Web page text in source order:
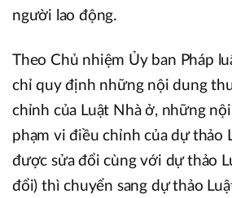
người lao động.
Theo Chủ nhiệm Ủy ban Pháp
chỉ quy định những nội dung
chỉnh của Luật Nhà ở, những
phạm vi điều chỉnh của dự thảo
được sửa đổi cùng với dự thảo
đổi) thì chuyển sang dự thảo